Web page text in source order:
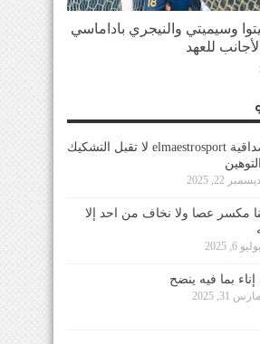
وسيميتي والنيجري باداماسي
للعهد
مصداقية elmaestrosport لا تقبل التشكيك
ديسمبر 22, 2025
مكسر عصا ولا نخاف من احد إلا
يوليو 6, 2025
بما فيه ينضح
مارس 31, 2025